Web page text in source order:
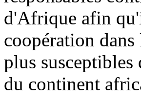
d'Afrique afin
coopération
plus susceptibles
du continent